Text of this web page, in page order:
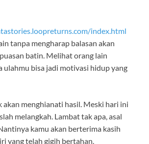
index.html
tanpa mengharap balasan akan
batin. Melihat orang lain
ulahmu bisa jadi motivasi hidup yang
akan menghianati hasil. Meski hari ini
melangkah. Lambat tak apa, asal
kamu akan berterima kasih
yang telah gigih bertahan.